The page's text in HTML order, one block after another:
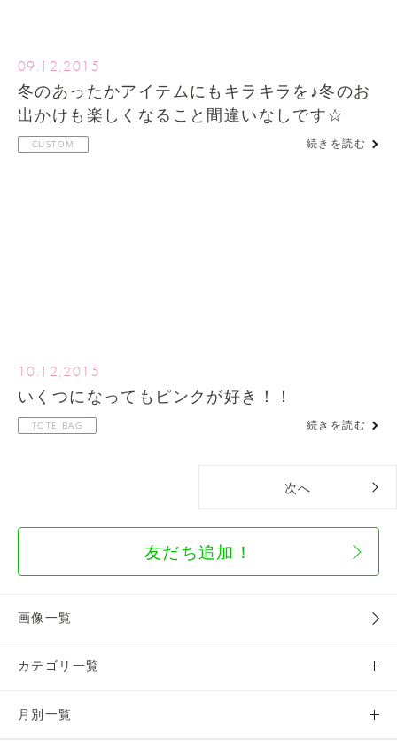
09.12,2015
冬のあったかアイテムにもキラキラを♪冬のお
出かけも楽しくなること間違いなしです☆
CUSTOM 続きを読む
10.12,2015
いくつになってもピンクが好き！！
TOTE BAG 続きを読む
次へ
友だち追加！
画像一覧
カテゴリ一覧
月別一覧